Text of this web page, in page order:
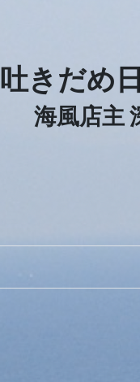
吐きだめ
海風店主